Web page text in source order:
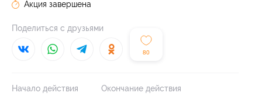
80
Акция завершена
Поделиться с друзьями
Начало действия Окончание действия